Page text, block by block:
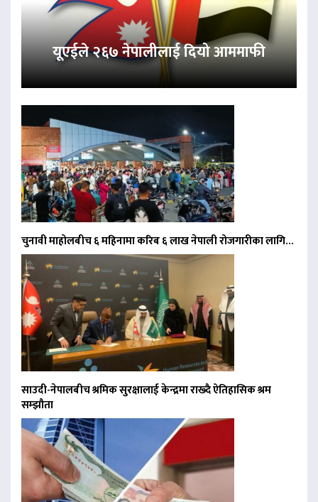
यूएईले २६७ नेपालीलाई दियो आममाफी
चुनावी माहोलबीच ६ महिनामा करिब ६ लाख नेपाली रोजगारीका लागि…
साउदी-नेपालबीच श्रमिक सुरक्षालाई केन्द्रमा राख्दै ऐतिहासिक श्रम
सम्झौता